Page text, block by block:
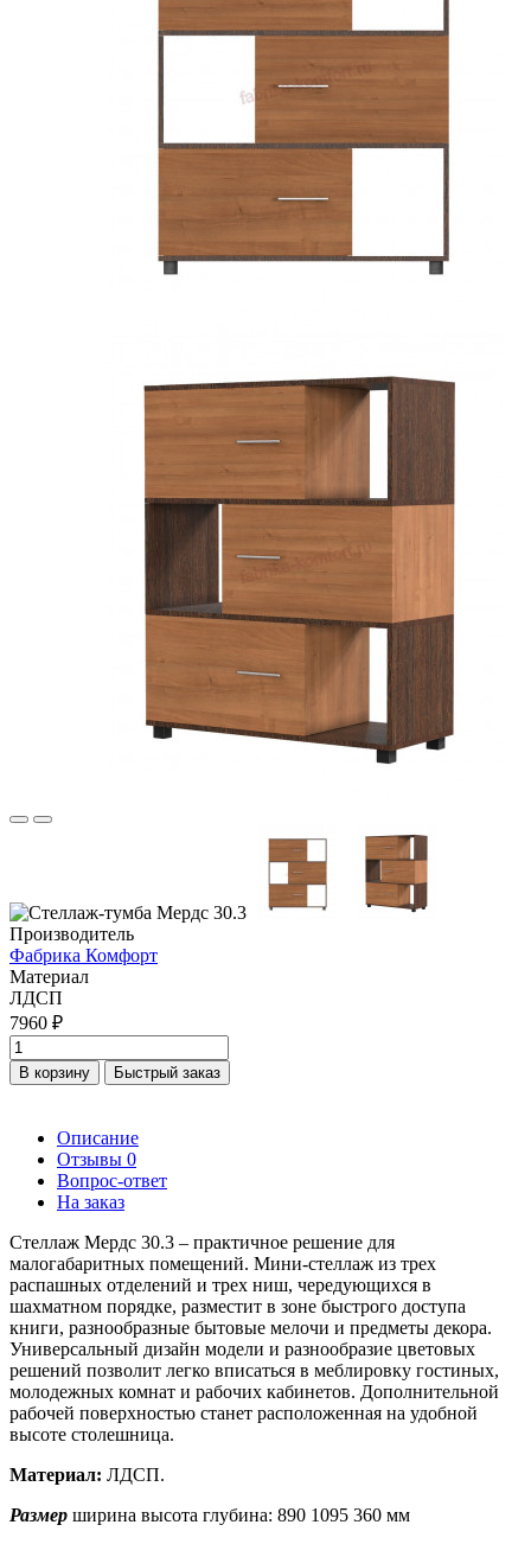
Производитель
Фабрика Комфорт
Материал
ЛДСП
7960 ₽
В корзину Быстрый заказ
Описание
Отзывы 0
Вопрос-ответ
На заказ
Стеллаж Мердс 30.3 – практичное решение для
малогабаритных помещений. Мини-стеллаж из трех
распашных отделений и трех ниш, чередующихся в
шахматном порядке, разместит в зоне быстрого доступа
книги, разнообразные бытовые мелочи и предметы декора.
Универсальный дизайн модели и разнообразие цветовых
решений позволит легко вписаться в меблировку гостиных,
молодежных комнат и рабочих кабинетов. Дополнительной
рабочей поверхностью станет расположенная на удобной
высоте столешница.
Материал: ЛДСП.
Размер ширина высота глубина: 890 1095 360 мм